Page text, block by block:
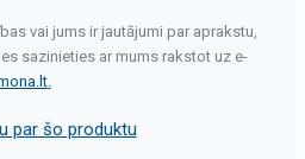
vai jums ir jautājumi par aprakstu,
sazinieties ar mums rakstot uz e-
.
par šo produktu